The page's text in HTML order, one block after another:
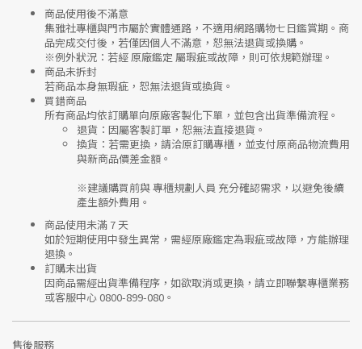
商品使用後不滿意
集雅社專櫃與門市屬於實體通路，不適用網路購物七日鑑賞期 。商
品完成交付後，若僅因個人不滿意，恕無法退貨或換購。
※例外狀況：若經 原廠鑑定 屬瑕疵或故障，則可依規範辦理。
商品未拆封
若商品本身無瑕疵，恕無法退貨或換貨。
買錯商品
所有商品均依訂購單向原廠客製化下單 ，並包含出貨準備流程。
退貨 ：因屬客製訂單，恕無法直接退貨。
換貨 ：若需更換，請洽原訂購專櫃，並支付原商品物流費用
與新商品價差金額 。
※建議購買前與專櫃規劃人員 充分確認需求，以避免後續
產生額外費用。
商品使用未滿 7 天
如於短期使用中發生異常，需經原廠鑑定為瑕疵或故障，方能辦理
退換。
訂購未出貨
因商品需經出貨準備程序，如欲取消或更換，請立即聯繫專櫃業務
或客服中心 0800-899-080 。
售後服務